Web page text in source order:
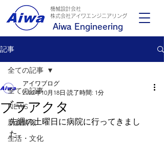
Aiwa Engineering
機械設計会社
​株式会社アイワエンジニアリング
記事
全ての記事
NEWS
新着情報
生活・文化
全ての記事
ブラアクタ
アイワブログ
2022年10月18日 読了時間: 1分
先週の土曜日に病院に行ってきまし
た。